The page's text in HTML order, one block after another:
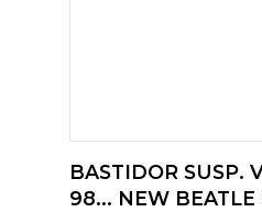
BASTIDOR SUSP.
98... NEW